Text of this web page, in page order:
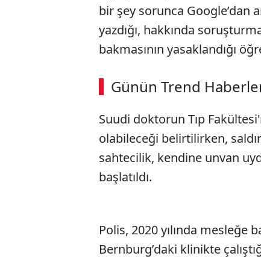
bir şey sorunca Google’dan
yazdığı, hakkında
bakmasının yasaklandığı
Günün Trend
Suudi doktorun Tıp
olabileceği belirtilirken,
sahtecilik, kendine unvan
başlatıldı.
Polis, 2020 yılında mesleğe
Bernburg’daki klinikte